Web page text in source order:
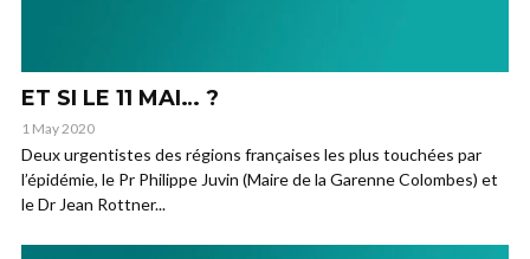
ET SI LE 11 MAI… ?
1 May 2020
Deux urgentistes des régions françaises les plus touchées par
l’épidémie, le Pr Philippe Juvin (Maire de la Garenne Colombes) et
le Dr Jean Rottner...